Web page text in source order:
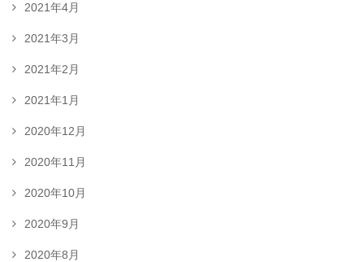
2021年4月
2021年3月
2021年2月
2021年1月
2020年12月
2020年11月
2020年10月
2020年9月
2020年8月